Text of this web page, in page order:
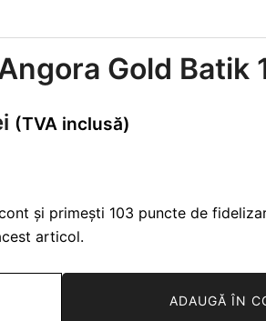
Gold Batik
(TVA inclusă)
și primești 103 puncte de
articol.
ADAUGĂ ÎN